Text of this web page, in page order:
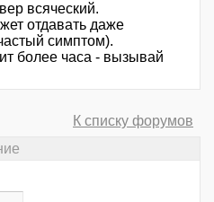
всяческий.
отдавать даже
симптом).
более часа - вызывай
К списку форумов